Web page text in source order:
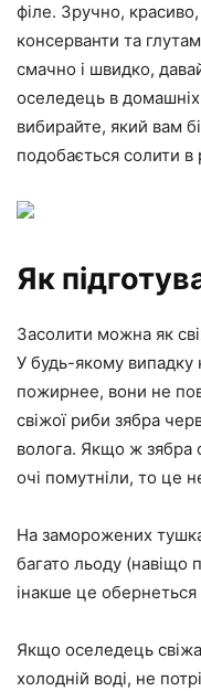
філе. Зручно,
консерванти та
смачно і швидко,
оселедець в
вибирайте, який вам
подобається солити в
Як
Засолити можна як
У будь-якому
пожирнее, вони не
свіжої риби зябра
волога. Якщо ж зябра
очі помутніли, то це
На заморожених
багато льоду (навіщо
інакше це
Якщо оселедець
холодній воді, не